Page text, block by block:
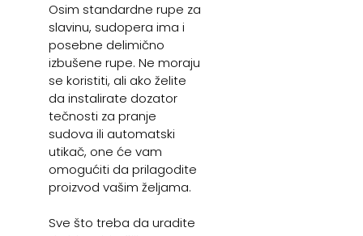
Osim standardne rupe za
slavinu, sudopera ima i
posebne delimično
izbušene rupe. Ne moraju
se koristiti, ali ako želite
da instalirate dozator
tečnosti za pranje
sudova ili automatski
utikač, one će vam
omogućiti da prilagodite
proizvod vašim željama.
Sve što treba da uradite